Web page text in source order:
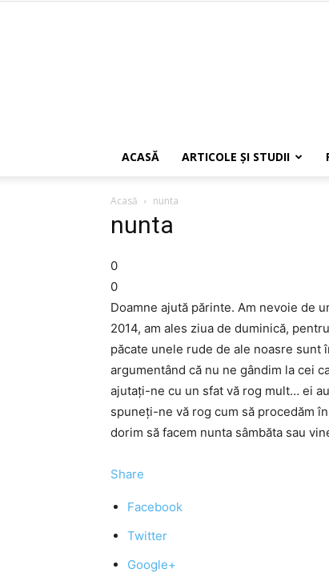
ACASĂ ARTICOLE ŞI STUDII
Acasă nunta
nunta
0
0
Doamne ajută părinte. Am nevoie de
2014, am ales ziua de duminică,
păcate unele rude de ale noasre sunt
argumentând că nu ne gândim la cei
ajutați-ne cu un sfat vă rog mult… ei
spuneți-ne vă rog cum să procedăm
dorim să facem nunta sâmbăta sau
Share
Facebook
Twitter
Google+